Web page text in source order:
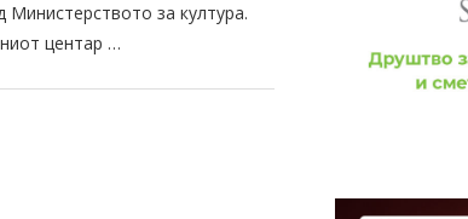
за култура.
центар …